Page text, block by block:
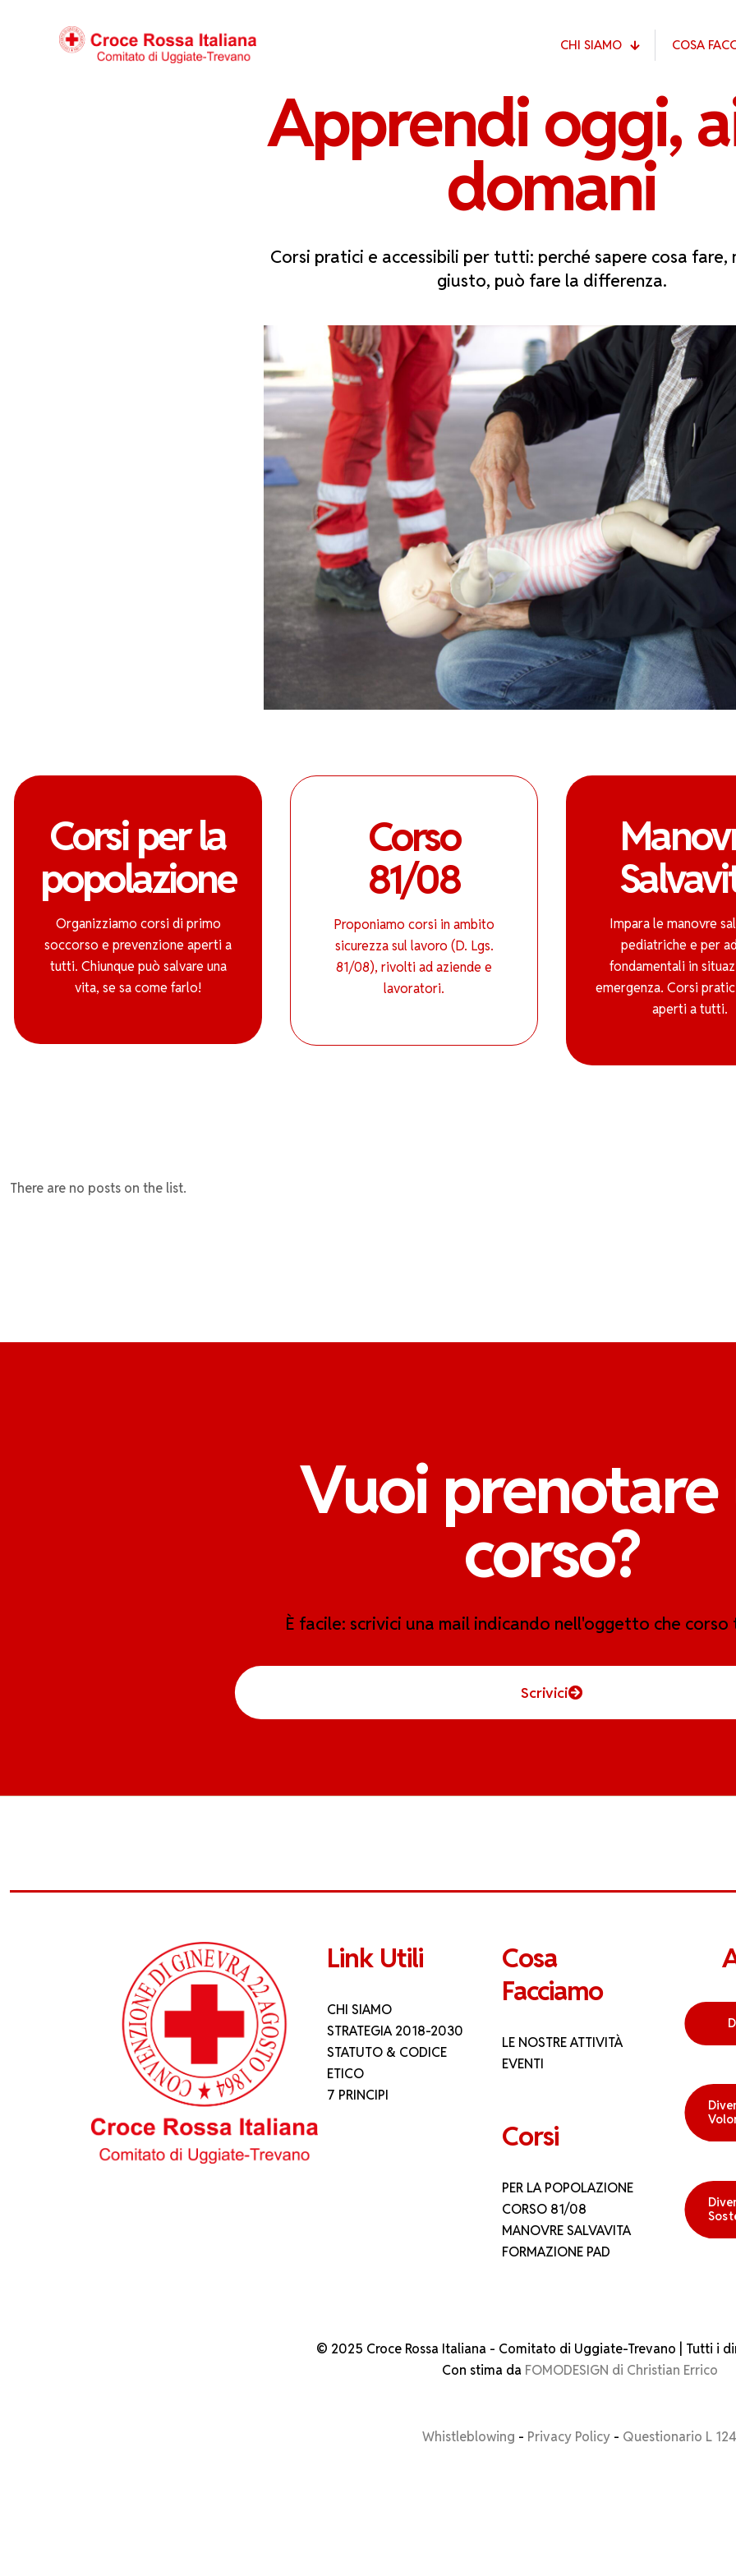
CHI SIAMO COSA
Apprendi oggi,
domani
Corsi pratici e accessibili per tutti: perché sapere cosa fare,
giusto, può fare la differenza.
Corsi per la
popolazione
Organizziamo corsi di primo
soccorso e prevenzione aperti a
tutti. Chiunque può salvare una
vita, se sa come farlo!
Corso
81/08
Proponiamo corsi in ambito
sicurezza sul lavoro (D. Lgs.
81/08), rivolti ad aziende e
lavoratori.
Impara le manovre
pediatriche e per
fondamentali in
emergenza. Corsi
aperti a tutti.
There are no posts on the list.
Vuoi prenotare
corso?
È facile: scrivici una mail indicando nell'oggetto che corso
Scrivici
Link Utili
CHI SIAMO
STRATEGIA 2018-2030
STATUTO & CODICE
ETICO
7 PRINCIPI
Cosa
Facciamo
LE NOSTRE ATTIVITÀ
EVENTI
Corsi
PER LA POPOLAZIONE
CORSO 81/08
MANOVRE SALVAVITA
FORMAZIONE PAD
© 2025 Croce Rossa Italiana - Comitato di Uggiate-Trevano | Tutti i
Con stima da FOMODESIGN di Christian Errico
Whistleblowing - Privacy Policy - Questionario L 124